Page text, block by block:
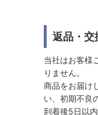
返品・交
当社はお客様
りません。
商品をお届け
い、初期不良
到着後5日以